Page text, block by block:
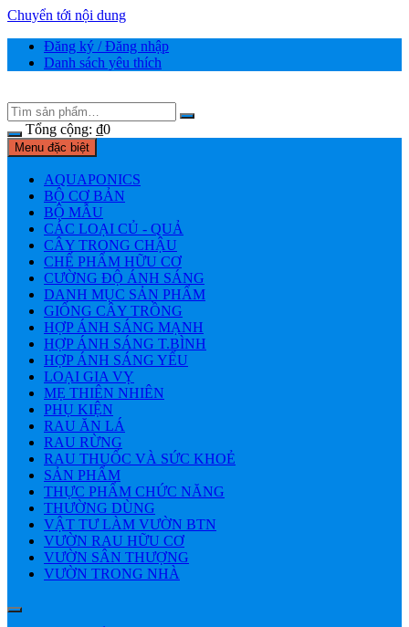
Chuyển tới nội dung
Đăng ký / Đăng nhập
Danh sách yêu thích
Tổng cộng: ₫0
Menu đặc biệt
AQUAPONICS
BỘ CƠ BẢN
BỘ MẪU
CÁC LOẠI CỦ - QUẢ
CÂY TRONG CHẬU
CHẾ PHẨM HỮU CƠ
CƯỜNG ĐỘ ÁNH SÁNG
DANH MỤC SẢN PHẨM
GIỐNG CÂY TRỒNG
HỢP ÁNH SÁNG MẠNH
HỢP ÁNH SÁNG T.BÌNH
HỢP ÁNH SÁNG YẾU
LOẠI GIA VỴ
MẸ THIÊN NHIÊN
PHỤ KIỆN
RAU ĂN LÁ
RAU RỪNG
RAU THUỐC VÀ SỨC KHOẺ
SẢN PHẨM
THỰC PHẨM CHỨC NĂNG
THƯỜNG DÙNG
VẬT TƯ LÀM VƯỜN BTN
VƯỜN RAU HỮU CƠ
VƯỜN SÂN THƯỢNG
VƯỜN TRONG NHÀ